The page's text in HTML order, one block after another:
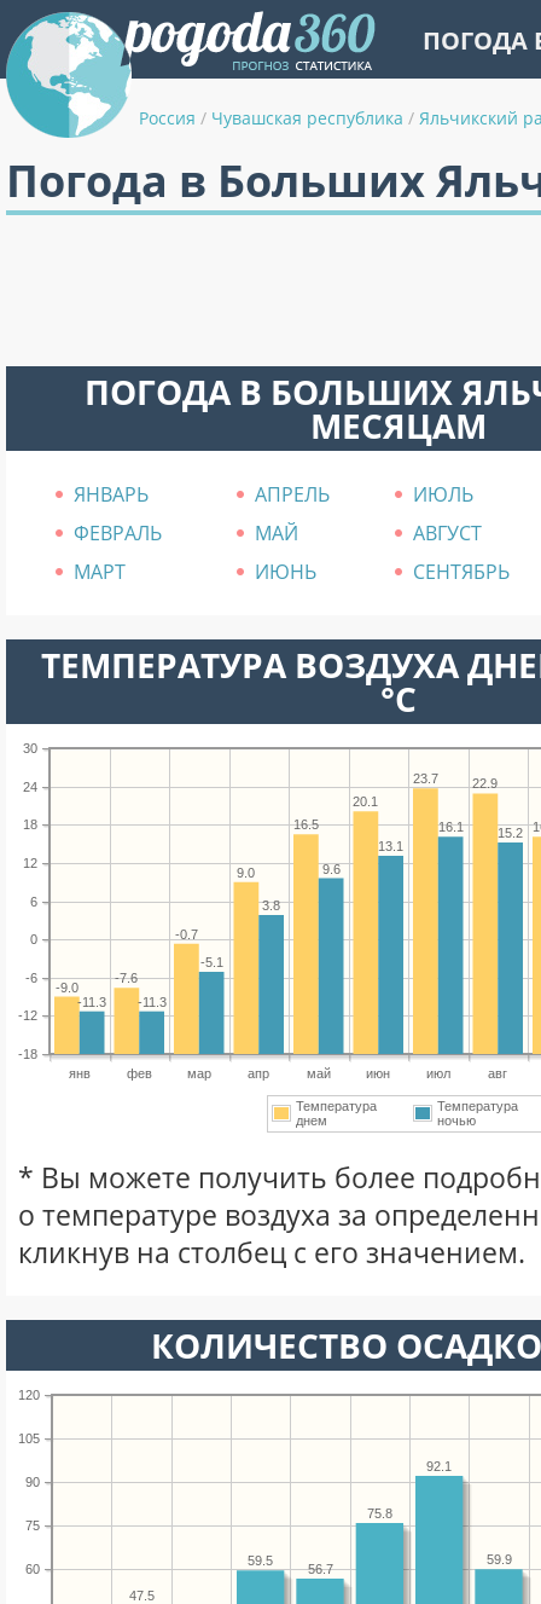
ПОГОДА
Россия / Чувашская республика / Яльчикский
Погода в Больших
ПОГОДА В БОЛЬШИХ
МЕСЯЦАМ
ЯНВАРЬ АПРЕЛЬ
ИЮЛЬ
ФЕВРАЛЬ
МАЙ
АВГУСТ
МАРТ
ИЮНЬ СЕНТЯБРЬ
ТЕМПЕРАТУРА ВОЗДУХА
°C
янв фев мар апр май июн июл авг
-18
-12
-6
0
6
12
18
24
30
22.9
23.7
20.1
16.5
9.0
-0.7
-7.6
-9.0
15.2
16.1
13.1
9.6
3.8
-5.1
-11.3
-11.3
Температура
днем
Температура
ночью
* Вы можете получить более
о температуре воздуха за
кликнув на столбец с его значением.
КОЛИЧЕСТВО
60
75
90
105
120
59.9
92.1
75.8
56.7
59.5
47.5